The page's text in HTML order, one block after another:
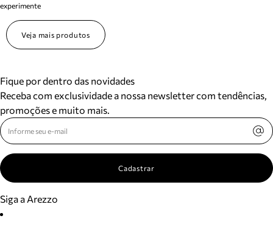
experimente
Veja mais produtos
Fique por dentro das novidades
Receba com exclusividade a nossa newsletter com tendências,
promoções e muito mais.
Cadastrar
Siga a Arezzo